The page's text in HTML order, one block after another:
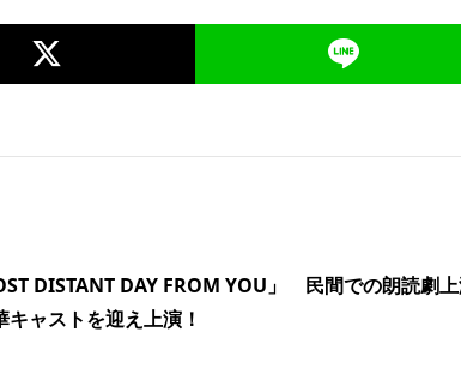
DISTANT DAY FROM YOU」 民間での朗読劇
ャストを迎え上演！